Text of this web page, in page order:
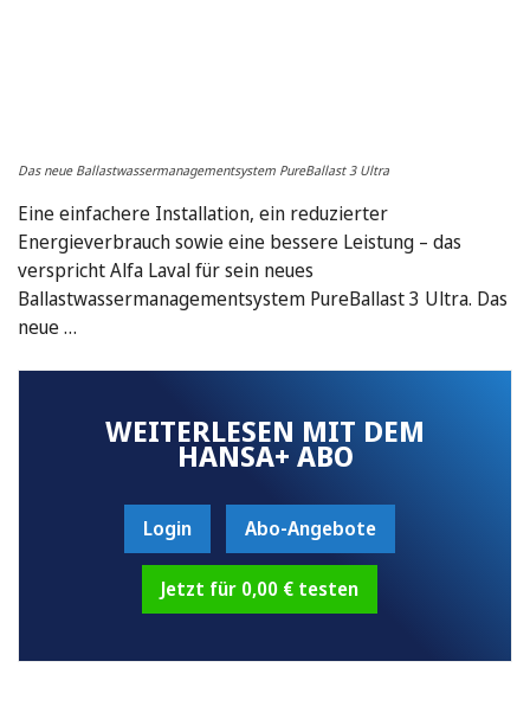
Das neue Ballastwassermanagementsystem PureBallast 3 Ultra
Eine einfachere Installation, ein reduzierter
Energieverbrauch sowie eine bessere Leistung – das
verspricht Alfa Laval für sein neues
Ballastwassermanagementsystem PureBallast 3 Ultra. Das
neue …
WEITERLESEN MIT DEM
HANSA+ ABO
Login Abo-Angebote
Jetzt für 0,00 € testen